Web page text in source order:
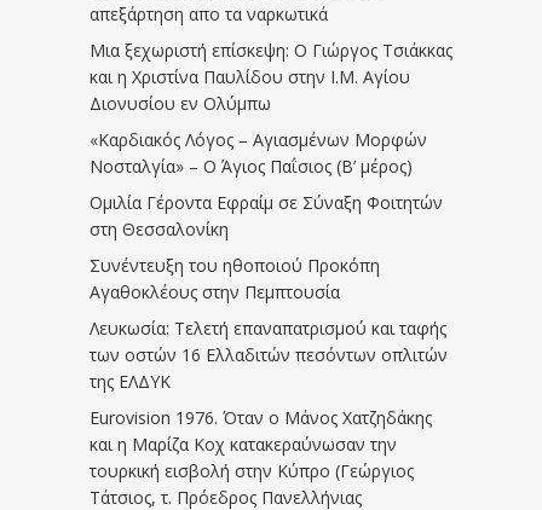
απεξάρτηση απο τα ναρκωτικά
Μια ξεχωριστή επίσκεψη: Ο Γιώργος Τσιάκκας
και η Χριστίνα Παυλίδου στην Ι.Μ. Αγίου
Διονυσίου εν Ολύμπω
«Καρδιακός Λόγος – Αγιασμένων Μορφών
Νοσταλγία» – Ο Άγιος Παΐσιος (Β’ μέρος)
Ομιλία Γέροντα Εφραίμ σε Σύναξη Φοιτητών
στη Θεσσαλονίκη
Συνέντευξη του ηθοποιού Προκόπη
Αγαθοκλέους στην Πεμπτουσία
Λευκωσία: Τελετή επαναπατρισμού και ταφής
των οστών 16 Ελλαδιτών πεσόντων οπλιτών
της ΕΛΔΥΚ
Eurovision 1976. Όταν ο Μάνος Χατζηδάκης
και η Μαρίζα Κοχ κατακεραύνωσαν την
τουρκική εισβολή στην Κύπρο (Γεώργιος
Τάτσιος, τ. Πρόεδρος Πανελλήνιας